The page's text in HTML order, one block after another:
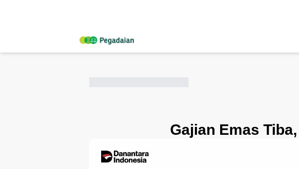
Gajian Emas